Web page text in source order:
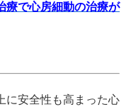
療で心房細動の治療が
に安全性も高まった心